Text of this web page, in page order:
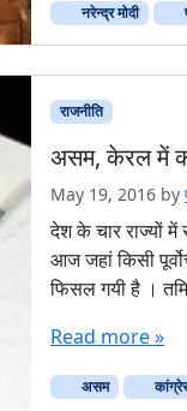
नरेन्द्र मोदी
राजनीति
असम, केरल में
May 19, 2016 by
देश के चार राज्यों
आज जहां किसी
फिसल गयी है ।
Read more »
असम